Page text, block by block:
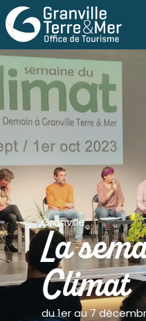
Granville
La
Climat
du 1er au 7